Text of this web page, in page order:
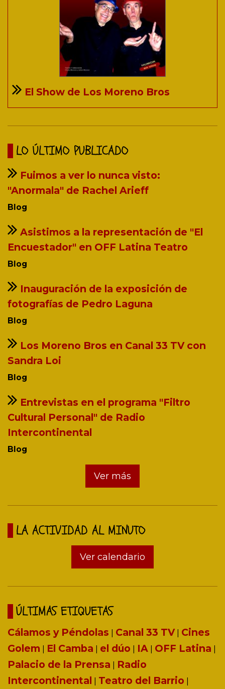
El Show de Los Moreno Bros
LO ÚLTIMO PUBLICADO
Fuimos a ver lo nunca visto:
"Anormala" de Rachel Arieff
Blog
Asistimos a la representación de "El
Encuestador" en OFF Latina Teatro
Blog
Inauguración de la exposición de
fotografías de Pedro Laguna
Blog
Los Moreno Bros en Canal 33 TV con
Sandra Loi
Blog
Entrevistas en el programa "Filtro
Cultural Personal" de Radio
Intercontinental
Blog
Ver más
LA ACTIVIDAD AL MINUTO
Ver calendario
ÚLTIMAS ETIQUETAS
Cálamos y Péndolas Canal 33 TV Cines
Golem
El Camba el dúo IA OFF Latina
Palacio de la Prensa
Radio
Intercontinental
Teatro del Barrio